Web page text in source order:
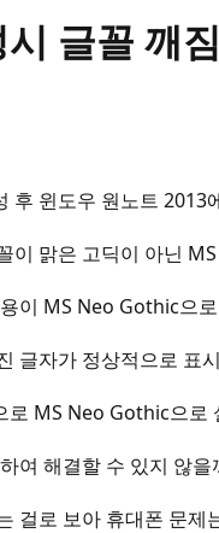
글꼴 깨
윈도우 원노트
이 맑은 고딕이 아닌
이 MS Neo Gothic으
글자가 정상적으로 표
MS Neo Gothic으로
여 해결할 수 있지 않을
걸로 보아 휴대폰 문제